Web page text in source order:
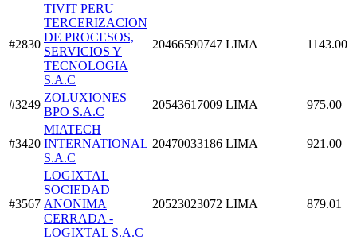
#2830
TIVIT PERU
TERCERIZACION
DE PROCESOS,
SERVICIOS Y
TECNOLOGIA
S.A.C
20466590747 LIMA 1143.00
#3249
ZOLUXIONES
BPO S.A.C
20543617009 LIMA 975.00
#3420
MIATECH
INTERNATIONAL
S.A.C
20470033186 LIMA 921.00
#3567
LOGIXTAL
SOCIEDAD
ANONIMA
CERRADA -
LOGIXTAL S.A.C
20523023072 LIMA 879.01